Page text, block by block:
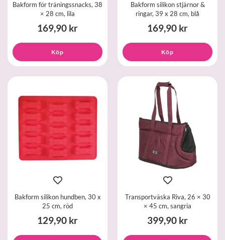
Bakform för träningssnacks, 38
× 28 cm, lila
169,90 kr
Köp
Bakform silikon stjärnor &
ringar, 39 x 28 cm, blå
169,90 kr
Köp
Bakform silikon hundben, 30 x
25 cm, röd
129,90 kr
Transportväska Riva, 26 × 30
× 45 cm, sangria
399,90 kr